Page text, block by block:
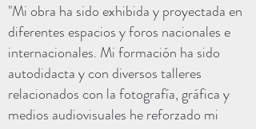
"Mi obra ha sido exhibida y proyectada en
diferentes espacios y foros nacionales e
internacionales. Mi formación ha sido
autodidacta y con diversos talleres
relacionados con la fotografía, gráfica y
medios audiovisuales he reforzado mi